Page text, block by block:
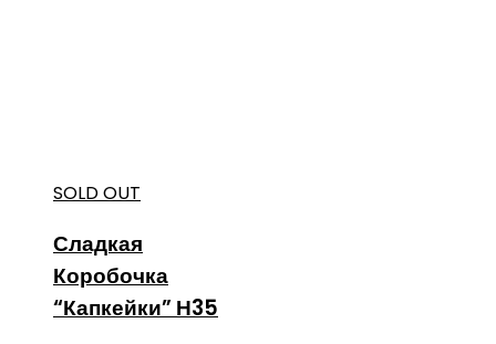
SOLD OUT
Сладкая
Коробочка
“Капкейки” Н35